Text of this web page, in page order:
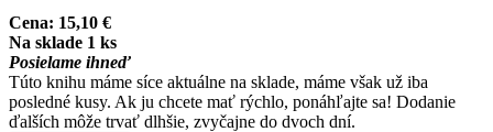
Cena: 15,10 €
Na sklade 1 ks
Posielame ihneď
Túto knihu máme síce aktuálne na sklade, máme však už iba
posledné kusy. Ak ju chcete mať rýchlo, ponáhľajte sa! Dodanie
ďalších môže trvať dlhšie, zvyčajne do dvoch dní.